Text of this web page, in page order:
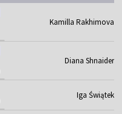
Kamilla Rakhimova
Diana Shnaider
Iga Świątek